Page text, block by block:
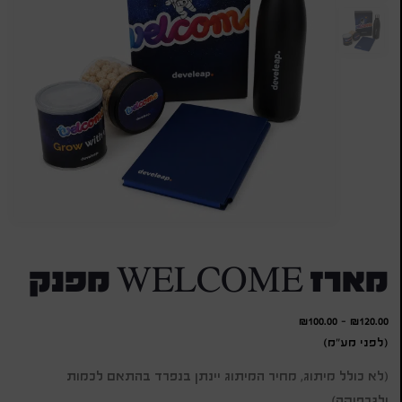
מארז WELCOME מפנק
₪120.00
-
₪100.00
(לפני מע"מ)
(לא כולל מיתוג, מחיר המיתוג יינתן בנפרד בהתאם לכמות